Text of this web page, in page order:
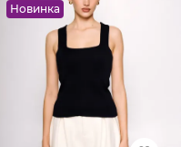
Новинка